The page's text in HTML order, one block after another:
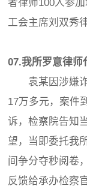
者律师100人参
工会主席刘双秀
07.我所罗意律师
袁某因涉嫌诈
17万多元，案件
诉，检察院告知
望，当即委托我
间争分夺秒阅卷
反馈给承办检察